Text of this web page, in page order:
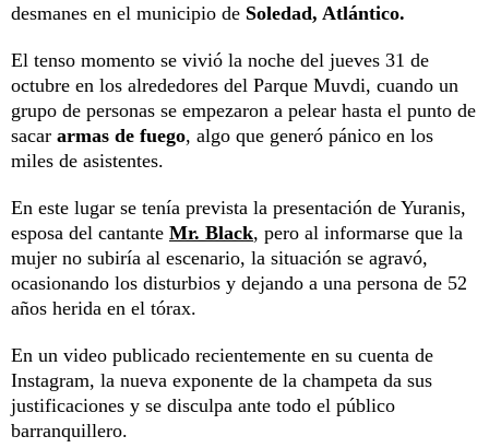
desmanes en el municipio de Soledad, Atlántico.
El tenso momento se vivió la noche del jueves 31 de
octubre en los alrededores del Parque Muvdi, cuando un
grupo de personas se empezaron a pelear hasta el punto de
sacar armas de fuego, algo que generó pánico en los
miles de asistentes.
En este lugar se tenía prevista la presentación de Yuranis,
esposa del cantante Mr. Black, pero al informarse que la
mujer no subiría al escenario, la situación se agravó,
ocasionando los disturbios y dejando a una persona de 52
años herida en el tórax.
En un video publicado recientemente en su cuenta de
Instagram, la nueva exponente de la champeta da sus
justificaciones y se disculpa ante todo el público
barranquillero.